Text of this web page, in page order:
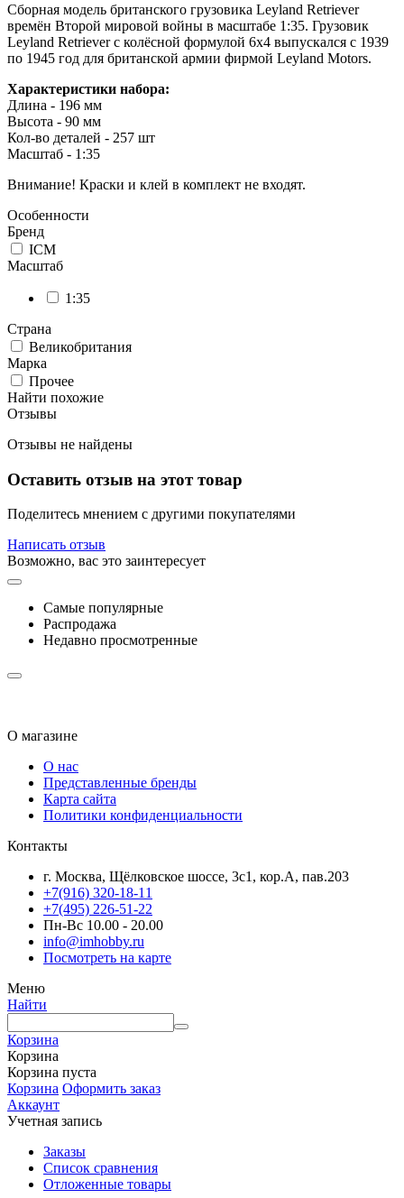
Сборная модель британского грузовика Leyland Retriever
времён Второй мировой войны в масштабе 1:35. Грузовик
Leyland Retriever с колёсной формулой 6х4 выпускался с 1939
по 1945 год для британской армии фирмой Leyland Motors.
Характеристики набора:
Длина - 196 мм
Высота - 90 мм
Кол-во деталей - 257 шт
Масштаб - 1:35
Внимание! Краски и клей в комплект не входят.
Особенности
Бренд
ICM
Масштаб
1:35
Страна
Великобритания
Марка
Прочее
Найти похожие
Отзывы
Отзывы не найдены
Оставить отзыв на этот товар
Поделитесь мнением с другими покупателями
Написать отзыв
Возможно, вас это заинтересует
Самые популярные
Распродажа
Недавно просмотренные
О магазине
О нас
Представленные бренды
Карта сайта
Политики конфиденциальности
Контакты
г. Москва, Щёлковское шоссе, 3с1, кор.А, пав.203
+7(916) 320-18-11
+7(495) 226-51-22
Пн-Вс 10.00 - 20.00
info@imhobby.ru
Посмотреть на карте
Меню
Найти
Корзина
Корзина
Корзина пуста
Корзина Оформить заказ
Аккаунт
Учетная запись
Заказы
Список сравнения
Отложенные товары